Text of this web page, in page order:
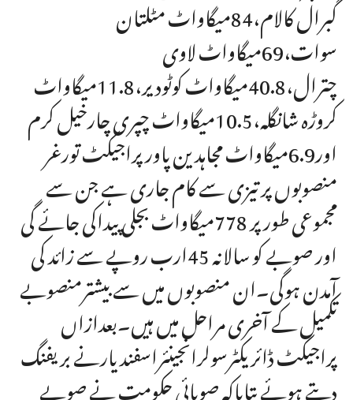
گبرال کالام،84میگاواٹ مٹلتان
سوات،69میگاواٹ لاوی
چترال،40.8میگاواٹ کوٹودیر،11.8میگاواٹ
کروڑہ شانگلہ،10.5میگاواٹ چپری چارخیل کرم
اور6.9میگاواٹ مجاہدین پاورپراجیکٹ تورغر
منصوبوں پر تیزی سے کام جاری ہے جن سے
مجموعی طورپر 778میگاواٹ بجلی پیداکی جائے گی
اور صوبے کو سالانہ 45ارب روپے سے زائد کی
آمدن ہوگی۔ان منصوبوں میں سے بیشترمنصوبے
تکمیل کے آخری مراحل میں ہیں۔بعدازاں
پراجیکٹ ڈائریکٹرسولرانجینئراسفندیارنے بریفنگ
دیتے ہوئے بتایاکہ صوبائی حکومت نے صوبے